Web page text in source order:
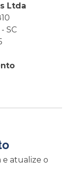
Ltda
SC
e atualize o